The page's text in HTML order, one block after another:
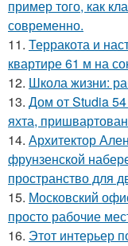
пример того, как
современно.
11. Терракота и
квартире 61 м на
12. Школа жизни:
13. Дом от Studia
яхта,
14. Архитектор
фрунзенской
пространство для
15. Московский
просто рабочие
16. Этот интерьер